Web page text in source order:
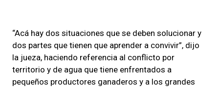
“Acá hay dos situaciones que se deben solucionar y
dos partes que tienen que aprender a convivir”, dijo
la jueza, haciendo referencia al conflicto por
territorio y de agua que tiene enfrentados a
pequeños productores ganaderos y a los grandes